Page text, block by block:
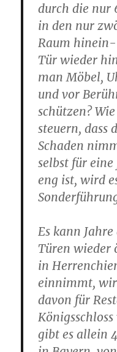
durch die nur
in den nur
Raum
Tür wieder
man Möbel,
und vor
schützen?
steuern, dass
Schaden
selbst für
eng ist, wird
Es kann
Türen wieder
in
einnimmt,
davon für
gibt es allein